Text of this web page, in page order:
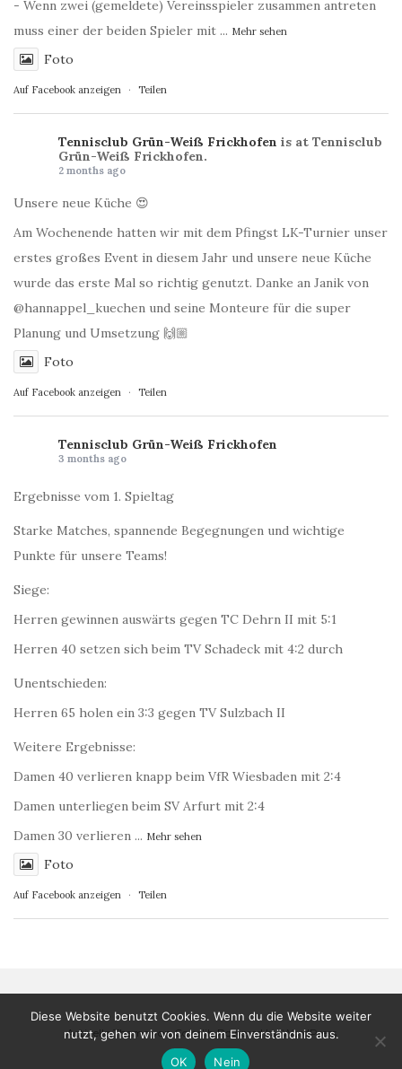
- Wenn zwei (gemeldete) Vereinsspieler zusammen antreten
muss einer der beiden Spieler mit ... Mehr sehen
Foto
Auf Facebook anzeigen · Teilen
Tennisclub Grün-Weiß Frickhofen is at Tennisclub
Grün-Weiß Frickhofen.
2 months ago
Unsere neue Küche 😍
Am Wochenende hatten wir mit dem Pfingst LK-Turnier unser
erstes großes Event in diesem Jahr und unsere neue Küche
wurde das erste Mal so richtig genutzt. Danke an Janik von
@hannappel_kuechen und seine Monteure für die super
Planung und Umsetzung 🙌🏼
Foto
Auf Facebook anzeigen · Teilen
Tennisclub Grün-Weiß Frickhofen
3 months ago
Ergebnisse vom 1. Spieltag
Starke Matches, spannende Begegnungen und wichtige
Punkte für unsere Teams!
Siege:
Herren gewinnen auswärts gegen TC Dehrn II mit 5:1
Herren 40 setzen sich beim TV Schadeck mit 4:2 durch
Unentschieden:
Herren 65 holen ein 3:3 gegen TV Sulzbach II
Weitere Ergebnisse:
Damen 40 verlieren knapp beim VfR Wiesbaden mit 2:4
Damen unterliegen beim SV Arfurt mit 2:4
Damen 30 verlieren ... Mehr sehen
Foto
Auf Facebook anzeigen · Teilen
Activello Theme vonColorlibPowered byWordPress
Diese Website benutzt Cookies. Wenn du die Website weiter
nutzt, gehen wir von deinem Einverständnis aus.
OK
Nein